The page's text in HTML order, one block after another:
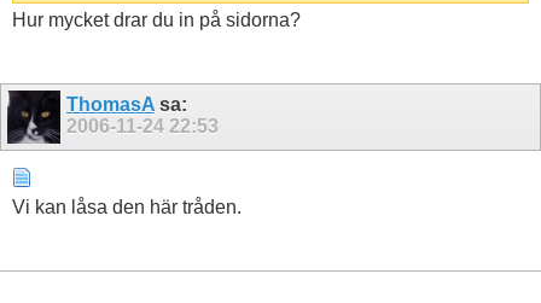
Hur mycket drar du in på sidorna?
ThomasA sa:
2006-11-24 22:53
Vi kan låsa den här tråden.